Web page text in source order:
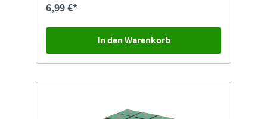
6,99 €*
In den Warenkorb